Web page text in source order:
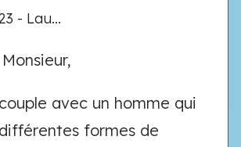
- Lau...
avec un homme qui
formes de